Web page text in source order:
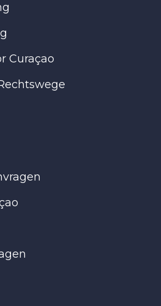
Curaçao